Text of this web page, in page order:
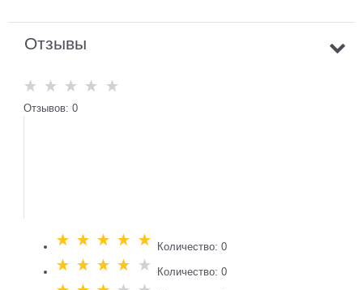
Отзывы
Отзывов: 0
Количество: 0
Количество: 0